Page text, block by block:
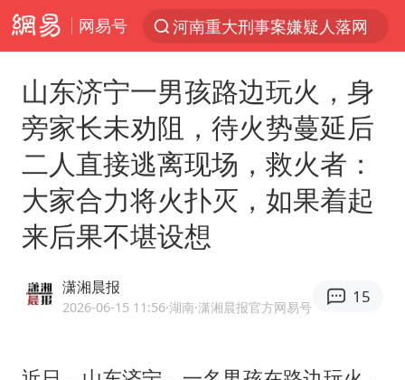
网易号
河南重大刑事案嫌疑人落网
西湖突现狂风暴雨 游客瞬间被浇透
金饰克价一夜涨回1300元
视频丨中国东方电气集团原党组副书记、董事宋致远被查
酒店回应车内过夜被收150元
牛津大学一纸声明甩不了锅
山东济宁一男孩路边玩火，身
旁家长未劝阻，待火势蔓延后
二人直接逃离现场，救火者：
大家合力将火扑灭，如果着起
来后果不堪设想
潇湘晨报
2026-06-15 11:56·湖南·潇湘晨报官方网易号
15